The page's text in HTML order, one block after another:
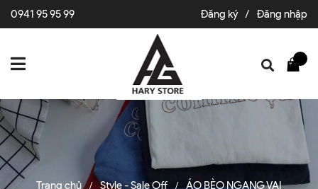
0941 95 95 99 Đăng ký / Đăng nhập
Trang chủ / Style - Sale Off / ÁO BÈO NGANG VAI